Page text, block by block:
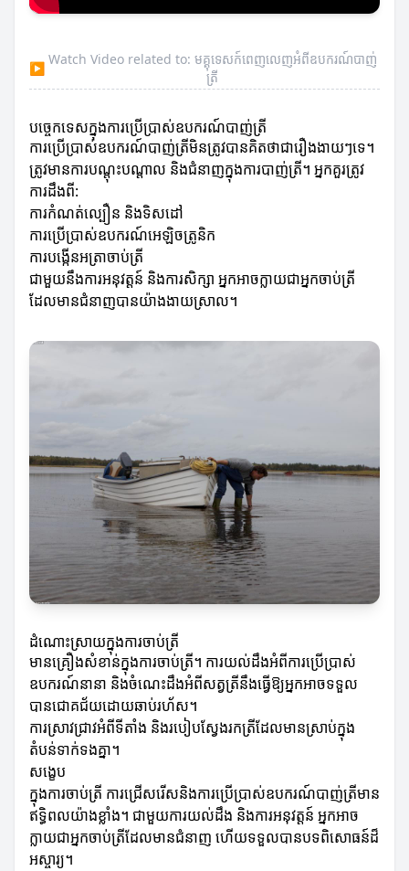
▶
Watch Video related to: មគ្គុទេសក៍ពេញលេញអំពីឧបករណ៍បាញ់
ត្រី
បច្ចេកទេសក្នុងការប្រើប្រាស់ឧបករណ៍បាញ់ត្រី
ការប្រើប្រាស់ឧបករណ៍បាញ់ត្រីមិនត្រូវបានគិតថាជារឿងងាយៗទេ។
ត្រូវមានការបណ្តុះបណ្តាល និងជំនាញក្នុងការបាញ់ត្រី។ អ្នកគួរត្រូវ
ការដឹងពី:
ការកំណត់ល្បឿន និងទិសដៅ
ការប្រើប្រាស់ឧបករណ៍អេឡិចត្រូនិក
ការបង្កើនអត្រាចាប់ត្រី
ជាមួយនឹងការអនុវត្តន៍ និងការសិក្សា អ្នកអាចក្លាយជាអ្នកចាប់ត្រី
ដែលមានជំនាញបានយ៉ាងងាយស្រាល។
ដំណោះស្រាយក្នុងការចាប់ត្រី
មានគ្រឿងសំខាន់ក្នុងការចាប់ត្រី។ ការយល់ដឹងអំពីការប្រើប្រាស់
ឧបករណ៍នានា និងចំណេះដឹងអំពីសត្វត្រីនឹងធ្វើឱ្យអ្នកអាចទទួល
បានជោគជ័យដោយឆាប់រហ័ស។
ការស្រាវជ្រាវអំពីទីតាំង និងរបៀបស្វែងរកត្រីដែលមានស្រាប់ក្នុង
តំបន់ទាក់ទងគ្នា។
សង្ខេប
ក្នុងការចាប់ត្រី ការជ្រើសរើសនិងការប្រើប្រាស់ឧបករណ៍បាញ់ត្រីមាន
ឥទ្ធិពលយ៉ាងខ្លាំង។ ជាមួយការយល់ដឹង និងការអនុវត្តន៍ អ្នកអាច
ក្លាយជាអ្នកចាប់ត្រីដែលមានជំនាញ ហើយទទួលបានបទពិសោធន៍ដ៏
អស្ចារ្យ។